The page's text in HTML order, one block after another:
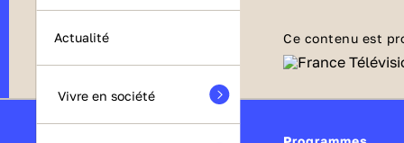
Actualité
Vivre en société
géopolitique
subsahariens.
dans les
demeurent au
Une loi pour restituer des œuvres d’art aux
Ce contenu est